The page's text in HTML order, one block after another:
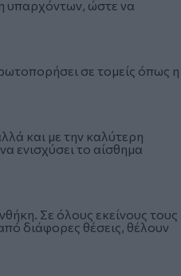
υπαρχόντων, ώστε να
σε τομείς όπως η
και με την καλύτερη
ενισχύσει το αίσθημα
Σε όλους εκείνους τους
διάφορες θέσεις, θέλουν